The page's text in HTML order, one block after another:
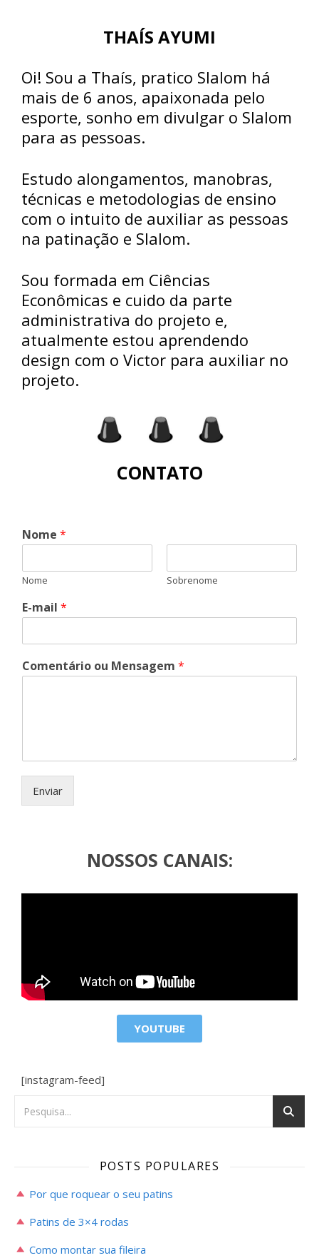
THAÍS AYUMI
Oi! Sou a Thaís, pratico Slalom há
mais de 6 anos, apaixonada pelo
esporte, sonho em divulgar o Slalom
para as pessoas.
Estudo alongamentos, manobras,
técnicas e metodologias de ensino
com o intuito de auxiliar as pessoas
na patinação e Slalom.
Sou formada em Ciências
Econômicas e cuido da parte
administrativa do projeto e,
atualmente estou aprendendo
design com o Victor para auxiliar no
projeto.
CONTATO
Nome *
Nome Sobrenome
E-mail *
Comentário ou Mensagem *
Enviar
NOSSOS CANAIS:
YOUTUBE
[instagram-feed]
POSTS POPULARES
Por que roquear o seu patins
Patins de 3×4 rodas
Como montar sua fileira